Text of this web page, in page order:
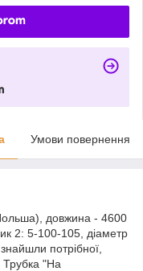
Умови повернення
довжина - 4600
2: 5-100-105, діаметр
потрібної,
Трубка "На